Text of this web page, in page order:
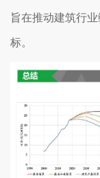
旨在推动建筑行
标。